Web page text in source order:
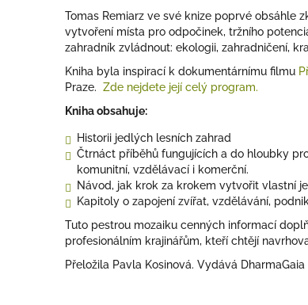
Tomas Remiarz ve své knize poprvé obsáhle
vytvoření místa pro odpočinek, tržního
zahradník zvládnout: ekologii, zahradničení,
Kniha byla inspirací k dokumentárnímu filmu
Praze. Zde nejdete její celý program.
Kniha obsahuje:
Historii jedlých lesních zahrad
Čtrnáct příběhů fungujících a do hloubky
komunitní, vzdělávací i komerční.
Návod, jak krok za krokem vytvořit vlastní
Kapitoly o zapojení zvířat, vzdělávání,
Tuto pestrou mozaiku cenných informací
profesionálním krajinářům, kteří chtějí
Přeložila Pavla Kosinová. Vydává